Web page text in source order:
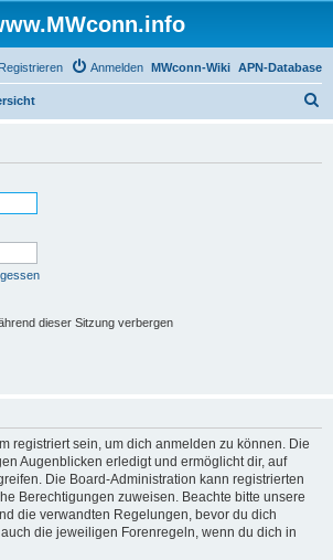
APN-Database
MWconn-Wiki
Anmelden
Registrieren
dieser Sitzung verbergen
registriert sein, um dich anmelden zu können. Die
Augenblicken erledigt und ermöglicht dir, auf
Die Board-Administration kann registrierten
Berechtigungen zuweisen. Beachte bitte unsere
die verwandten Regelungen, bevor du dich
die jeweiligen Forenregeln, wenn du dich in